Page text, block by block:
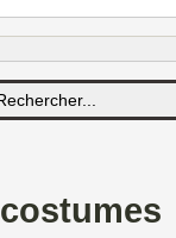
costumes